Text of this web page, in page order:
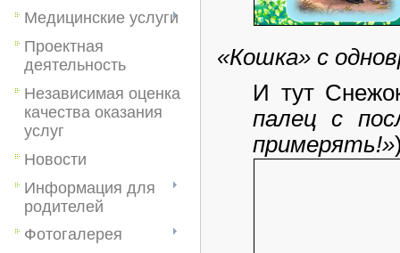
Медицинские услуги
Проектная
деятельность
Независимая оценка
качества оказания
услуг
Новости
Информация для
родителей
Фотогалерея
«Кошка» с
И тут
палец с
примерять!»